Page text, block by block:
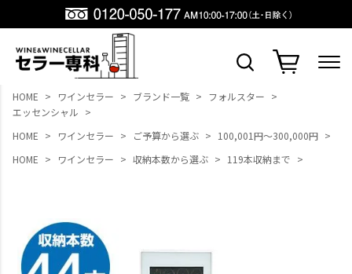
HOME ワインセラー ブランド一覧
フォルスター
エッセンシャル
HOME
ワインセラー ご予算から選ぶ
100,001円～300,000円
HOME
ワインセラー 収納本数から選ぶ 119本収納まで